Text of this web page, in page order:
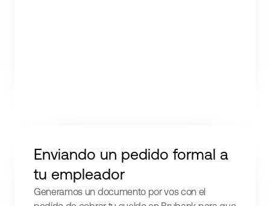
Enviando un pedido formal a
tu empleador
Generamos un documento por vos con el